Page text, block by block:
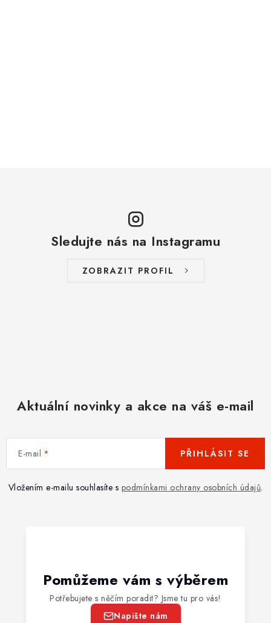
Sledujte nás na Instagramu
ZOBRAZIT PROFIL
Aktuální novinky a akce na váš e-mail
E-mail
Vložením e-mailu souhlasíte s podmínkami ochrany osobních údajů.
PŘIHLÁSIT SE
Pomůžeme vám s výběrem
Potřebujete s něčím poradit? Jsme tu pro vás!
Napište nám